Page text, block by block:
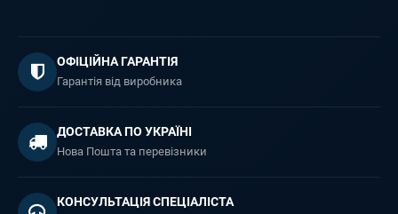
ОФІЦІЙНА ГАРАНТІЯ
Гарантія від виробника
ДОСТАВКА ПО УКРАЇНІ
Нова Пошта та перевізники
КОНСУЛЬТАЦІЯ СПЕЦІАЛІСТА